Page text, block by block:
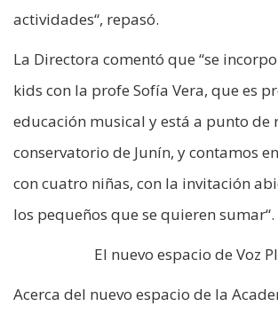
actividades“, repasó.
La Directora comentó que “se
kids con la profe Sofía Vera, que es
educación musical y está a punto de
conservatorio de Junín, y contamos
con cuatro niñas, con la invitación
los pequeños que se quieren sumar“.
El nuevo espacio de Voz
Acerca del nuevo espacio de la